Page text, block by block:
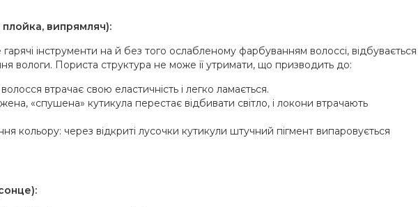
випрямляч):
інструменти на й без того ослабленому фарбуванням волоссі, відбувається
вологи. Пориста структура не може її утримати, що призводить до:
волосся втрачає свою еластичність і легко ламається.
«спушена» кутикула перестає відбивати світло, і локони втрачають
кольору: через відкриті лусочки кутикули штучний пігмент випаровується